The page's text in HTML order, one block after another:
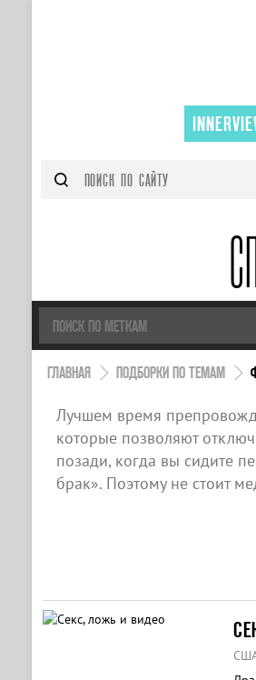
ГЛАВНАЯ ПОДБОРКИ ПО ТЕМАМ
Лучшем время
которые позволяют
позади, когда вы сидите
брак». Поэтому не стоит